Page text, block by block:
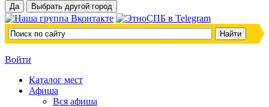
Войти
Каталог мест
Афиша
Вся афиша